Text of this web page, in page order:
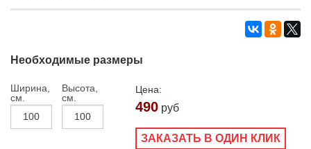
Необходимые размеры
Ширина,
см.
Высота,
см.
Цена:
490 руб
ЗАКАЗАТЬ В ОДИН КЛИК